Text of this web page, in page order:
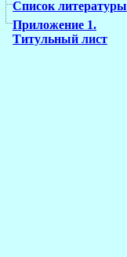
Список литературы
Приложение 1.
Титульный лист